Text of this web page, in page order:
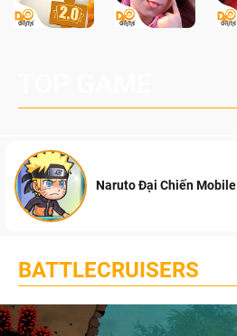
Naruto Đại Chiến Mobile
BATTLECRUISERS